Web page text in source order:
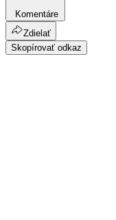
Komentáre
Zdielať
Skopírovať odkaz